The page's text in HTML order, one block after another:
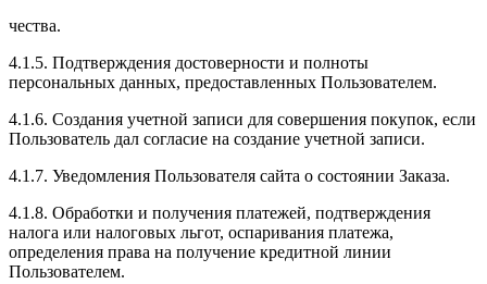
чества.
4.1.5. Подтверждения достоверности и полноты
персональных данных, предоставленных Пользователем.
4.1.6. Создания учетной записи для совершения покупок, если
Пользователь дал согласие на создание учетной записи.
4.1.7. Уведомления Пользователя сайта о состоянии Заказа.
4.1.8. Обработки и получения платежей, подтверждения
налога или налоговых льгот, оспаривания платежа,
определения права на получение кредитной линии
Пользователем.